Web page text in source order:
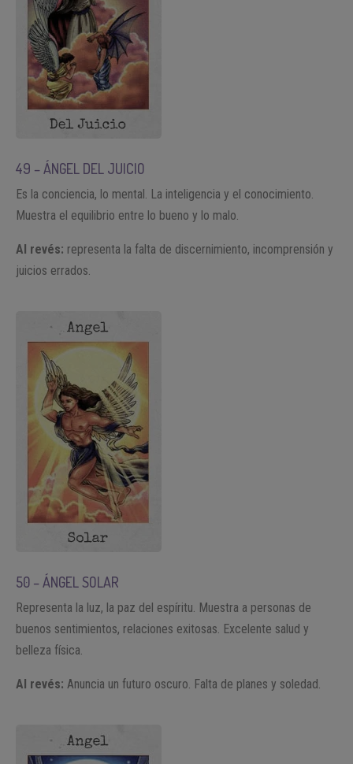
49 – ÁNGEL DEL JUICIO
Es la conciencia, lo mental. La inteligencia y el conocimiento.
Muestra el equilibrio entre lo bueno y lo malo.
Al revés: representa la falta de discernimiento, incomprensión y
juicios errados.
50 – ÁNGEL SOLAR
Representa la luz, la paz del espíritu. Muestra a personas de
buenos sentimientos, relaciones exitosas. Excelente salud y
belleza física.
Al revés: Anuncia un futuro oscuro. Falta de planes y soledad.